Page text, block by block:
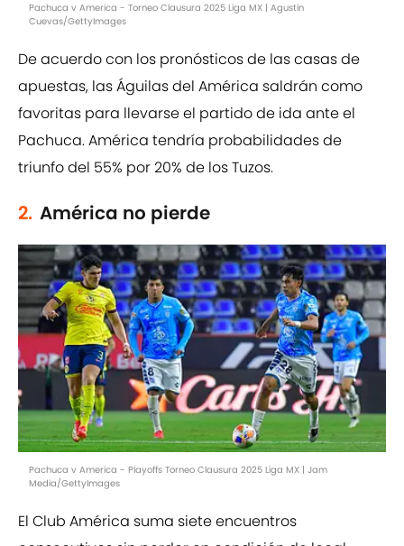
Pachuca v America - Torneo Clausura 2025 Liga MX | Agustin
Cuevas/GettyImages
De acuerdo con los pronósticos de las casas de
apuestas, las Águilas del América saldrán como
favoritas para llevarse el partido de ida ante el
Pachuca. América tendría probabilidades de
triunfo del 55% por 20% de los Tuzos.
2. América no pierde
Pachuca v America - Playoffs Torneo Clausura 2025 Liga MX | Jam
Media/GettyImages
El Club América suma siete encuentros